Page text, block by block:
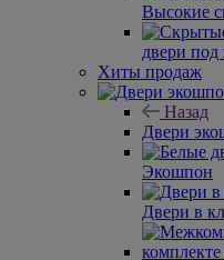
Высокие
двери под
Хиты продаж
Назад
Двери
Экошпон
Двери в